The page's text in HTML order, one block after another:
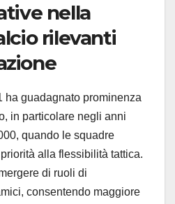
nella
rilevanti
ha guadagnato prominenza
in particolare negli anni
quando le squadre
alla flessibilità tattica.
di ruoli di
consentendo maggiore